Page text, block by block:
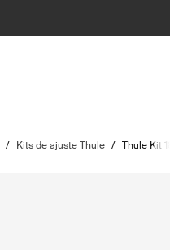
/ Kits de ajuste Thule / Thule Kit